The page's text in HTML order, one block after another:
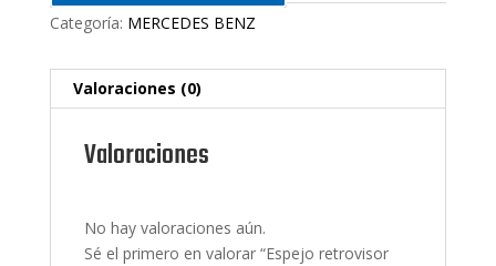
Categoría: MERCEDES BENZ
Valoraciones (0)
Valoraciones
No hay valoraciones aún.
Sé el primero en valorar “Espejo retrovisor